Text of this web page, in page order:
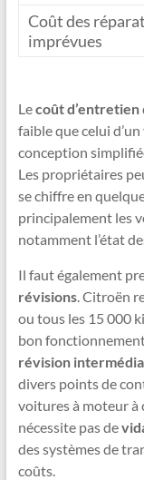
Coût des
imprévues
Lecoût d’entretien
faible que celui
conception
Les propriétaires
se chiffre en
principalement les
notamment l’état
Il faut également
révisions. Citroën
ou tous les 15 000
bon
révision
divers points de
voitures à moteur à
nécessite pas de
des systèmes de
coûts.